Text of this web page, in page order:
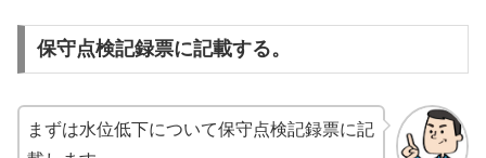
保守点検記録票に記載する。
まずは水位低下について保守点検記録票に記